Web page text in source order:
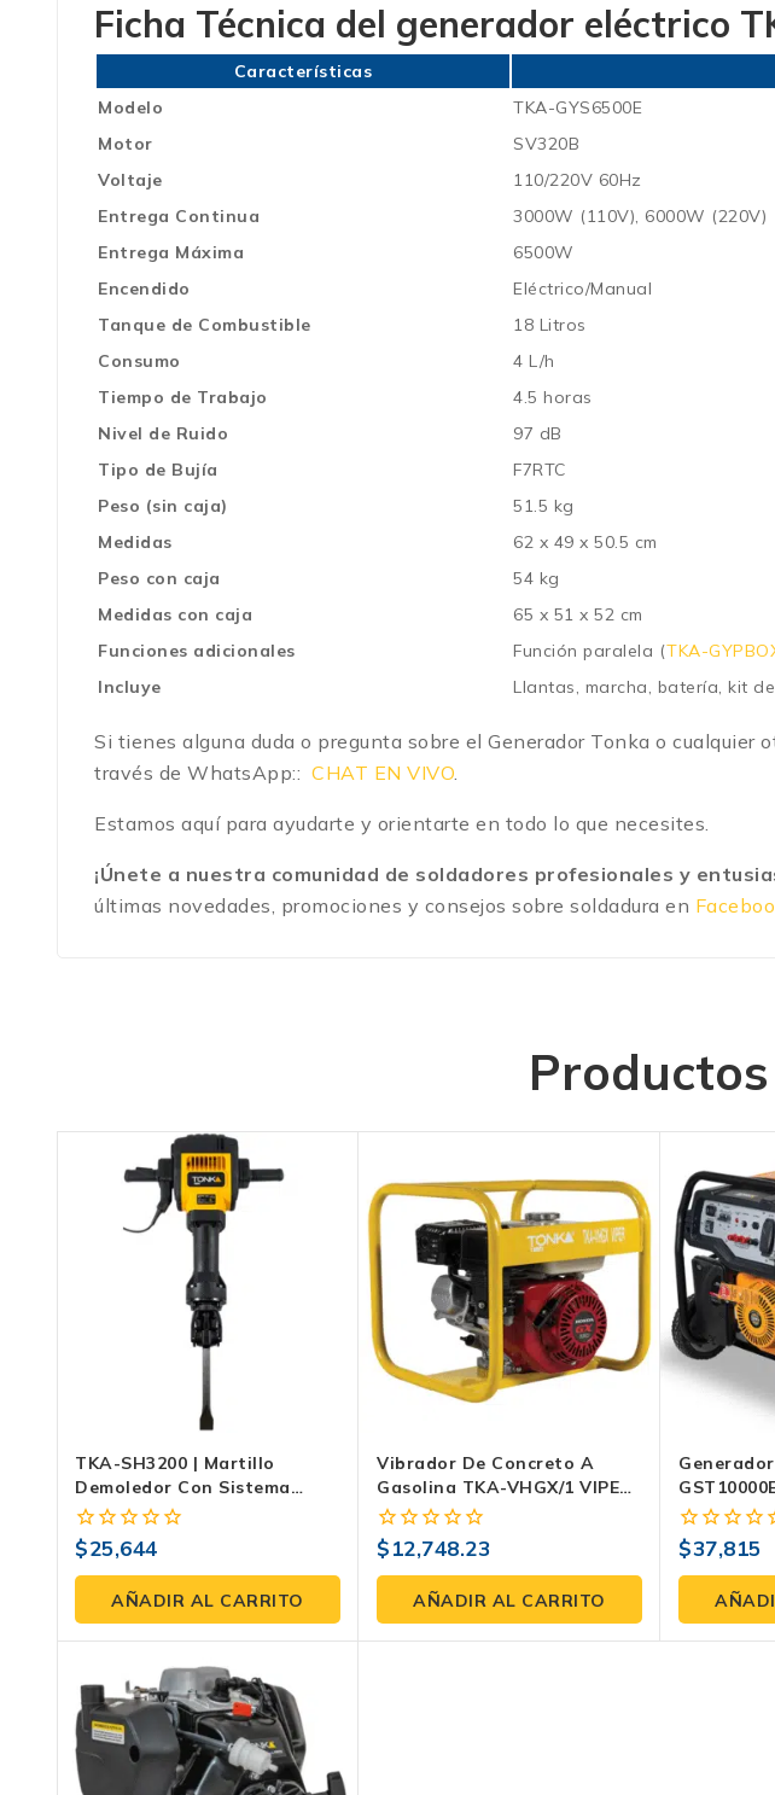
Ficha Técnica del generador eléctrico
Características
Modelo
TKA-GYS6500E
Motor
SV320B
Voltaje
110/220V 60Hz
Entrega Continua
3000W (110V), 6000W (220V)
Entrega Máxima
6500W
Encendido
Eléctrico/Manual
Tanque de Combustible
18 Litros
Consumo
4 L/h
Tiempo de Trabajo
4.5 horas
Nivel de Ruido
97 dB
Tipo de Bujía
F7RTC
Peso (sin caja)
51.5 kg
Medidas
62 x 49 x 50.5 cm
Peso con caja
54 kg
Medidas con caja
65 x 51 x 52 cm
Funciones adicionales
Función paralela (TKA-
Incluye
Llantas, marcha, batería, kit
Si tienes alguna duda o pregunta sobre el Generador Tonka o
través de WhatsApp:: CHAT EN VIVO.
Estamos aquí para ayudarte y orientarte en todo lo que necesites.
¡Únete a nuestra comunidad de soldadores profesionales y
últimas novedades, promociones y consejos sobre soldadura en
TKA-SH3200 | Martillo
Demoledor Con Sistema
Anti-Vibración
0
fuera
5
$25,644
AÑADIR AL CARRITO
Vibrador De Concreto A
Gasolina TKA-VHGX/1 VIPER
Con Motor Honda GX160 –
Compactación Eficiente Y
Duradera
0
fuera
5
$12,748.23
AÑADIR AL CARRITO
10,000W,
0
fuera
5
$37,815